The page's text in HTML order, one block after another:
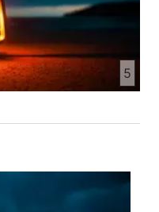
5